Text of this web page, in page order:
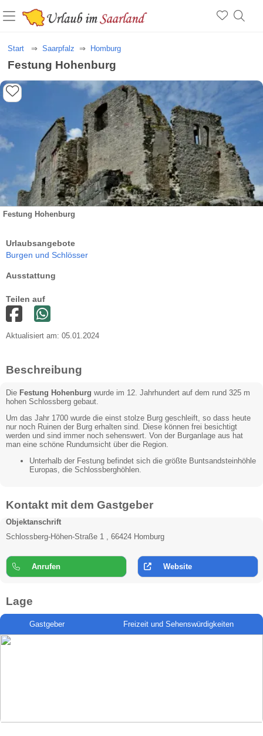
Start Saarpfalz Homburg
Festung Hohenburg
Festung Hohenburg
Urlaubsangebote
Burgen und Schlösser
Ausstattung
Teilen auf
Aktualisiert am: 05.01.2024
Beschreibung
Die Festung Hohenburg wurde im 12. Jahrhundert auf dem rund 325 m
hohen Schlossberg gebaut.
Um das Jahr 1700 wurde die einst stolze Burg geschleift, so dass heute
nur noch Ruinen der Burg erhalten sind. Diese können frei besichtigt
werden und sind immer noch sehenswert. Von der Burganlage aus hat
man eine schöne Rundumsicht über die Region.
Unterhalb der Festung befindet sich die größte Buntsandsteinhöhle
Europas, die Schlossberghöhlen.
Kontakt mit dem Gastgeber
Objektanschrift
Schlossberg-Höhen-Straße 1 , 66424 Homburg
Anrufen Website
Lage
Gastgeber Freizeit und Sehenswürdigkeiten